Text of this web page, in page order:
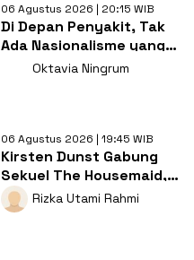
06 Agustus 2026 | 20:15 WIB
Di Depan Penyakit, Tak
Ada Nasionalisme yang
Lebih Penting dari
Oktavia Ningrum
06 Agustus 2026 | 19:45 WIB
Kirsten Dunst Gabung
Sekuel The Housemaid,
Intip Sinopsis dan Jadwal
Tayang
Rizka Utami Rahmi